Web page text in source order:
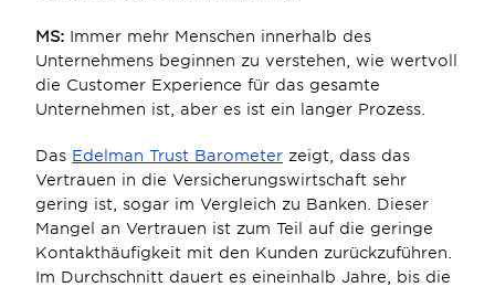
MS: Immer mehr Menschen innerhalb des
Unternehmens beginnen zu verstehen, wie wertvoll
die Customer Experience für das gesamte
Unternehmen ist, aber es ist ein langer Prozess.
Das Edelman Trust Barometer zeigt, dass das
Vertrauen in die Versicherungswirtschaft sehr
gering ist, sogar im Vergleich zu Banken. Dieser
Mangel an Vertrauen ist zum Teil auf die geringe
Kontakthäufigkeit mit den Kunden zurückzuführen.
Im Durchschnitt dauert es eineinhalb Jahre, bis die